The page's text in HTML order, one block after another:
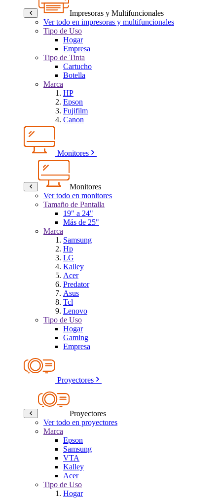
Impresoras y Multifuncionales
Ver todo en impresoras y multifuncionales
Tipo de Uso
Hogar
Empresa
Tipo de Tinta
Cartucho
Botella
Marca
HP
Epson
Fujifilm
Canon
Monitores
Monitores
Ver todo en monitores
Tamaño de Pantalla
19" a 24"
Más de 25"
Marca
Samsung
Hp
LG
Kalley
Acer
Predator
Asus
Tcl
Lenovo
Tipo de Uso
Hogar
Gaming
Empresa
Proyectores
Proyectores
Ver todo en proyectores
Marca
Epson
Samsung
VTA
Kalley
Acer
Tipo de Uso
Hogar